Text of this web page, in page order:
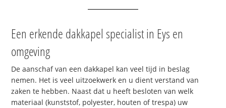
Een erkende dakkapel specialist in Eys en
omgeving
De aanschaf van een dakkapel kan veel tijd in beslag
nemen. Het is veel uitzoekwerk en u dient verstand van
zaken te hebben. Naast dat u heeft besloten van welk
materiaal (kunststof, polyester, houten of trespa) uw